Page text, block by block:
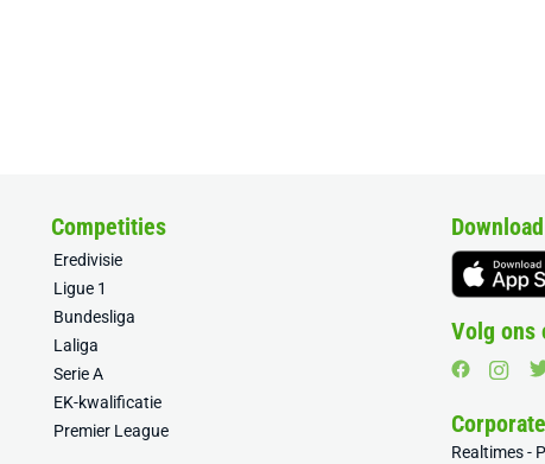
Competities
Eredivisie
Ligue 1
Bundesliga
Laliga
Serie A
EK-kwalificatie
Premier League
Volg ons
Realtimes -